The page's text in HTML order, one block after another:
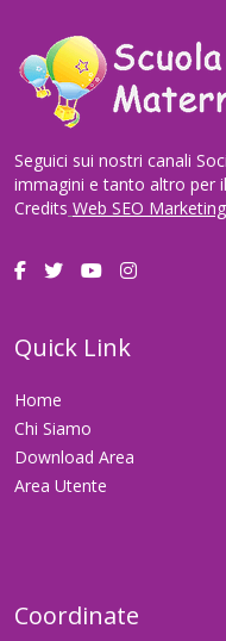
Seguici sui nostri canali
immagini e tanto altro per
Credits Web SEO Marketing
Quick Link
Home
Chi Siamo
Download Area
Area Utente
Coordinate